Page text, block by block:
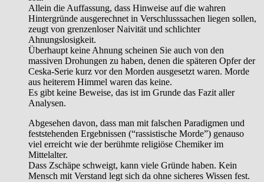
Allein die Auffassung, dass Hinweise auf die wahren
Hintergründe ausgerechnet in Verschlusssachen liegen sollen,
zeugt von grenzenloser Naivität und schlichter
Ahnungslosigkeit.
Überhaupt keine Ahnung scheinen Sie auch von den
massiven Drohungen zu haben, denen die späteren Opfer der
Ceska-Serie kurz vor den Morden ausgesetzt waren. Morde
aus heiterem Himmel waren das keine.
Es gibt keine Beweise, das ist im Grunde das Fazit aller
Analysen.
Abgesehen davon, dass man mit falschen Paradigmen und
feststehenden Ergebnissen (“rassistische Morde”) genauso
viel erreicht wie der berühmte religiöse Chemiker im
Mittelalter.
Dass Zschäpe schweigt, kann viele Gründe haben. Kein
Mensch mit Verstand legt sich da ohne sicheres Wissen fest.